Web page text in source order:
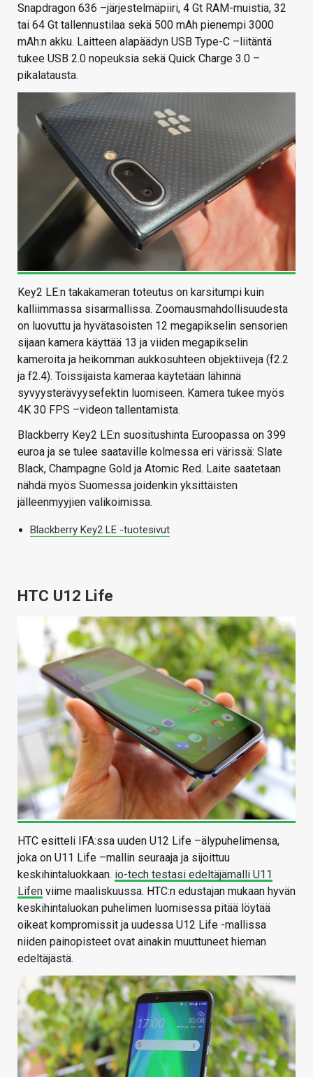
Snapdragon 636 –järjestelmäpiiri, 4 Gt RAM-muistia, 32
tai 64 Gt tallennustilaa sekä 500 mAh pienempi 3000
mAh:n akku. Laitteen alapäädyn USB Type-C –liitäntä
tukee USB 2.0 nopeuksia sekä Quick Charge 3.0 –
pikalatausta.
Key2 LE:n takakameran toteutus on karsitumpi kuin
kalliimmassa sisarmallissa. Zoomausmahdollisuudesta
on luovuttu ja hyvätasoisten 12 megapikselin sensorien
sijaan kamera käyttää 13 ja viiden megapikselin
kameroita ja heikomman aukkosuhteen objektiiveja (f2.2
ja f2.4). Toissijaista kameraa käytetään lähinnä
syvyysterävyysefektin luomiseen. Kamera tukee myös
4K 30 FPS –videon tallentamista.
Blackberry Key2 LE:n suositushinta Euroopassa on 399
euroa ja se tulee saataville kolmessa eri värissä: Slate
Black, Champagne Gold ja Atomic Red. Laite saatetaan
nähdä myös Suomessa joidenkin yksittäisten
jälleenmyyjien valikoimissa.
Blackberry Key2 LE -tuotesivut
HTC U12 Life
HTC esitteli IFA:ssa uuden U12 Life –älypuhelimensa,
joka on U11 Life –mallin seuraaja ja sijoittuu
keskihintaluokkaan. io-tech testasi edeltäjämalli U11
Lifen viime maaliskuussa. HTC:n edustajan mukaan hyvän
keskihintaluokan puhelimen luomisessa pitää löytää
oikeat kompromissit ja uudessa U12 Life -mallissa
niiden painopisteet ovat ainakin muuttuneet hieman
edeltäjästä.